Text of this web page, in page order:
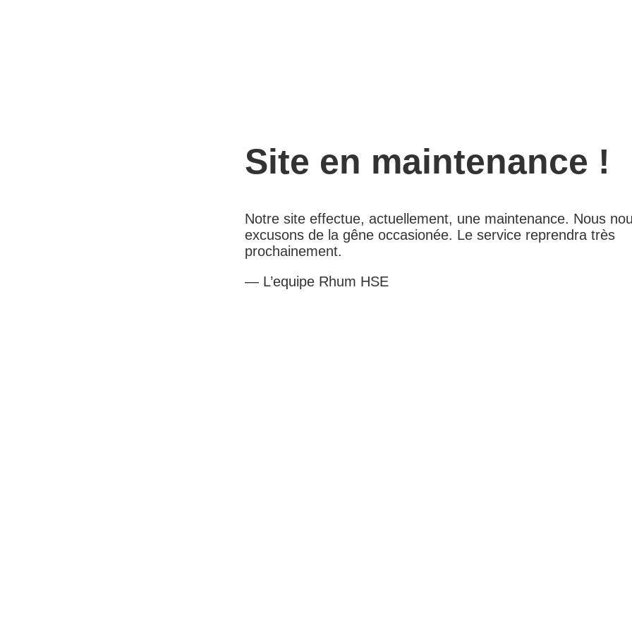
Site en maintenance !
Notre site effectue, actuellement, une maintenance. Nous
excusons de la gêne occasionée. Le service reprendra très
prochainement.
— L’equipe Rhum HSE